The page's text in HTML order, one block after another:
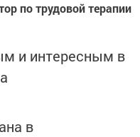
по трудовой терапии
и интересным в
в